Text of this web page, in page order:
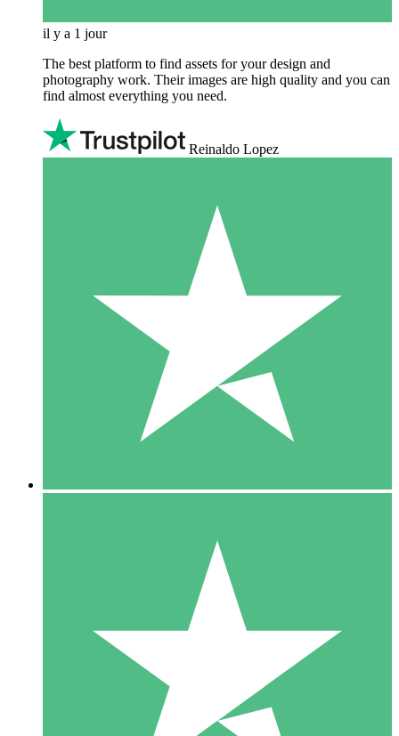
il y a 1 jour
The best platform to find assets for your design and
photography work. Their images are high quality and you can
find almost everything you need.
Reinaldo Lopez